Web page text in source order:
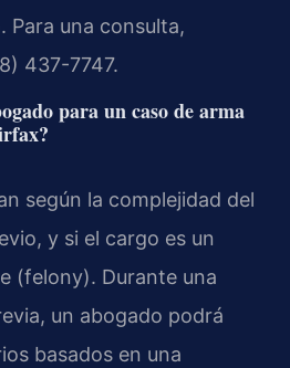
Para una consulta,
437-7747.
para un caso de arma
según la complejidad del
y si el cargo es un
(felony). Durante una
un abogado podrá
basados en una